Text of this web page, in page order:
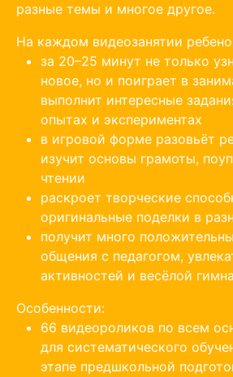
разные темы и многое другое.
На каждом видеозанятии
за 20–25 минут не только
новое, но и поиграет в
выполнит интересные
опытах и экспериментах
в игровой форме разовьёт
изучит основы грамоты,
чтении
раскроет творческие
оригинальные поделки в
получит много
общения с педагогом,
активностей и весёлой
Особенности:
66 видеороликов по всем
для систематического
этапе предшкольной